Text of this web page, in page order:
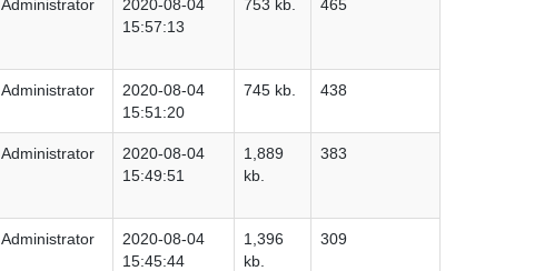
Administrator
2020-08-04
15:57:13
753 kb. 465
Administrator
2020-08-04
15:51:20
745 kb. 438
Administrator
2020-08-04
15:49:51
1,889
kb.
383
Administrator
2020-08-04
15:45:44
1,396
kb.
309